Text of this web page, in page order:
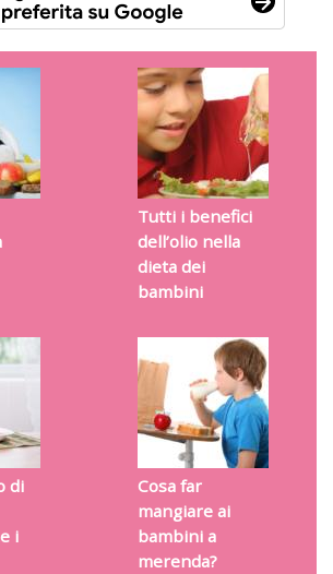
Tutti i benefici
dell’olio nella
dieta dei
bambini
di
i
Cosa far
mangiare ai
bambini a
merenda?